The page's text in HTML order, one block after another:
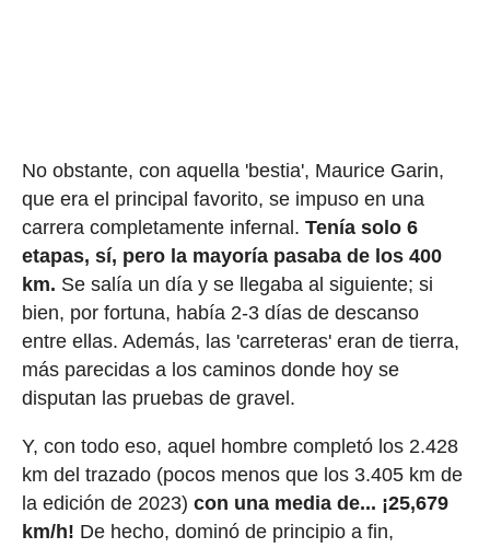
No obstante, con aquella 'bestia', Maurice Garin,
que era el principal favorito, se impuso en una
carrera completamente infernal. Tenía solo 6
etapas, sí, pero la mayoría pasaba de los 400
km. Se salía un día y se llegaba al siguiente; si
bien, por fortuna, había 2-3 días de descanso
entre ellas. Además, las 'carreteras' eran de tierra,
más parecidas a los caminos donde hoy se
disputan las pruebas de gravel.
Y, con todo eso, aquel hombre completó los 2.428
km del trazado (pocos menos que los 3.405 km de
la edición de 2023) con una media de... ¡25,679
km/h! De hecho, dominó de principio a fin,